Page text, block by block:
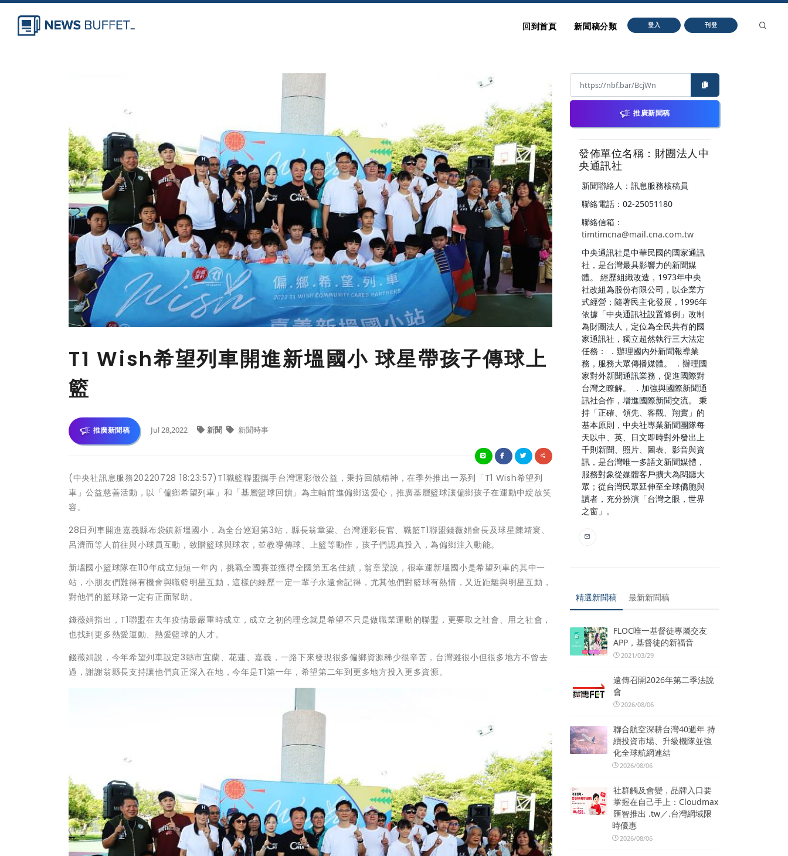
回到首頁 新聞稿分類 登入 刊登
T1 Wish希望列車開進新塭國小 球星帶孩子傳球上
籃
推廣新聞稿 Jul 28,2022 新聞 新聞時事
(中央社訊息服務20220728 18:23:57)T1職籃聯盟攜手台灣運彩做公益，秉持回饋精神，在季外推出一系列「T1 Wish希望列
車」公益慈善活動，以「偏鄉希望列車」和「基層籃球回饋」為主軸前進偏鄉送愛心，推廣基層籃球讓偏鄉孩子在運動中綻放笑
容。
28日列車開進嘉義縣布袋鎮新塭國小，為全台巡迴第3站，縣長翁章梁、台灣運彩長官、職籃T1聯盟錢薇娟會長及球星陳靖寰、
呂濟而等人前往與小球員互動，致贈籃球與球衣，並教導傳球、上籃等動作，孩子們認真投入，為偏鄉注入動能。
新塭國小籃球隊在110年成立短短一年內，挑戰全國賽並獲得全國第五名佳績，翁章梁說，很幸運新塭國小是希望列車的其中一
站，小朋友們難得有機會與職籃明星互動，這樣的經歷一定一輩子永遠會記得，尤其他們對籃球有熱情，又近距離與明星互動，
對他們的籃球路一定有正面幫助。
錢薇娟指出，T1聯盟在去年疫情最嚴重時成立，成立之初的理念就是希望不只是做職業運動的聯盟，更要取之社會、用之社會，
也找到更多熱愛運動、熱愛籃球的人才。
錢薇娟說，今年希望列車設定3縣市宜蘭、花蓮、嘉義，一路下來發現很多偏鄉資源稀少很辛苦，台灣雖很小但很多地方不曾去
過，謝謝翁縣長支持讓他們真正深入在地，今年是T1第一年，希望第二年到更多地方投入更多資源。
推廣新聞稿
發佈單位名稱：財團法人中
央通訊社
新聞聯絡人：訊息服務核稿員
聯絡電話：02-25051180
聯絡信箱：
timtimcna@mail.cna.com.tw
中央通訊社是中華民國的國家通訊
社，是台灣最具影響力的新聞媒
體。 經歷組織改造，1973年中央
社改組為股份有限公司，以企業方
式經營；隨著民主化發展，1996年
依據「中央通訊社設置條例」改制
為財團法人，定位為全民共有的國
家通訊社，獨立超然執行三大法定
任務： ．辦理國內外新聞報導業
務，服務大眾傳播媒體。 ．辦理國
家對外新聞通訊業務，促進國際對
台灣之瞭解。 ．加強與國際新聞通
訊社合作，增進國際新聞交流。 秉
持「正確、領先、客觀、翔實」的
基本原則，中央社專業新聞團隊每
天以中、英、日文即時對外發出上
千則新聞、照片、圖表、影音與資
訊，是台灣唯一多語文新聞媒體，
服務對象從媒體客戶擴大為閱聽大
眾；從台灣民眾延伸至全球僑胞與
讀者，充分扮演「台灣之眼，世界
之窗」。
精選新聞稿 最新新聞稿
FLOC唯一基督徒專屬交友
APP，基督徒的新福音
2021/03/29
遠傳召開2026年第二季法說
會
2026/08/06
聯合航空深耕台灣40週年 持
續投資市場、升級機隊並強
化全球航網連結
2026/08/06
社群觸及會變，品牌入口要
掌握在自己手上：Cloudmax
匯智推出 .tw／.台灣網域限
時優惠
2026/08/06